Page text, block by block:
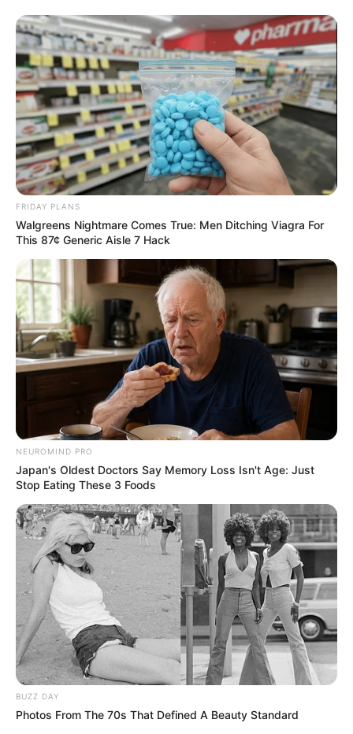
weitere Kalauer
Quermania folgen: Impressum & Kontakt
Smartphone Startseite
Suchen:
Auf einigen Seiten dieses Projektes sind Affiliate-
Angebote integriert. Wenn etwas darüber gebucht oder
gekauft wird, ist das eine Unterstützung, ohne dass sich
dadurch der Preis ändert.
FRIDAY PLANS
Walgreens Nightmare Comes True: Men Ditching Viagra For
This 87¢ Generic Aisle 7 Hack
NEUROMIND PRO
Japan's Oldest Doctors Say Memory Loss Isn't Age: Just
Stop Eating These 3 Foods
BUZZ DAY
Photos From The 70s That Defined A Beauty Standard